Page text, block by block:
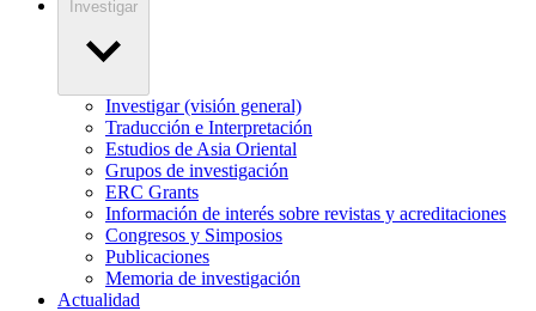
Investigar
Investigar (visión general)
Traducción e Interpretación
Estudios de Asia Oriental
Grupos de investigación
ERC Grants
Información de interés sobre revistas y acreditaciones
Congresos y Simposios
Publicaciones
Memoria de investigación
Actualidad